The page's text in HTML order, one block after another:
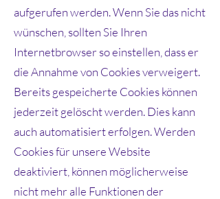
aufgerufen werden. Wenn Sie das nicht
wünschen, sollten Sie Ihren
Internetbrowser so einstellen, dass er
die Annahme von Cookies verweigert.
Bereits gespeicherte Cookies können
jederzeit gelöscht werden. Dies kann
auch automatisiert erfolgen. Werden
Cookies für unsere Website
deaktiviert, können möglicherweise
nicht mehr alle Funktionen der